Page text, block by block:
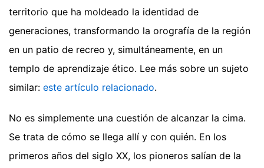
territorio que ha moldeado la identidad de
generaciones, transformando la orografía de la región
en un patio de recreo y, simultáneamente, en un
templo de aprendizaje ético. Lee más sobre un sujeto
similar: este artículo relacionado.
No es simplemente una cuestión de alcanzar la cima.
Se trata de cómo se llega allí y con quién. En los
primeros años del siglo XX, los pioneros salían de la